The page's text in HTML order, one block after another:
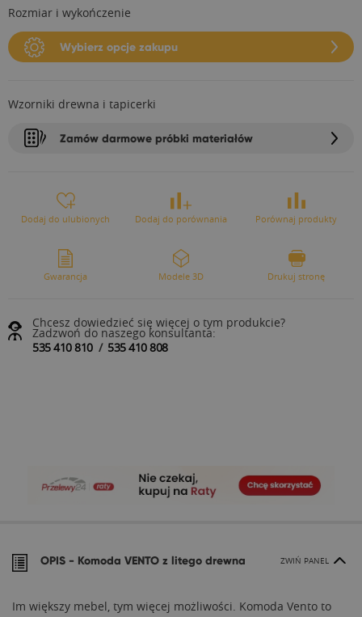
Rozmiar i wykończenie
Wybierz opcje zakupu
Wzorniki drewna i tapicerki
Zamów darmowe próbki materiałów
Dodaj do ulubionych Dodaj do porównania Porównaj produkty
Gwarancja Modele 3D Drukuj stronę
Chcesz dowiedzieć się więcej o tym produkcie?
Zadzwoń do naszego konsultanta:
535 410 810/ 535 410 808
OPIS - Komoda VENTO z litego drewna ZWIŃ PANEL
Im większy mebel, tym więcej możliwości. Komoda Vento to